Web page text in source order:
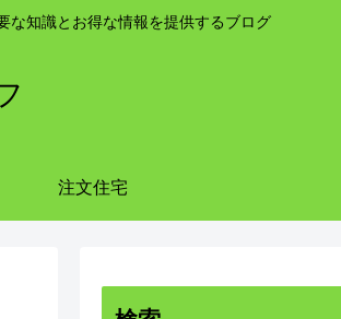
な知識とお得な情報を提供するブログ
注文住宅